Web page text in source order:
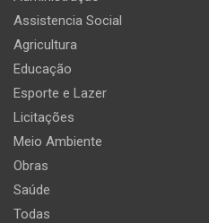
Assistencia Social
Agricultura
Educação
Esporte e Lazer
Licitações
Meio Ambiente
Obras
Saúde
Todas